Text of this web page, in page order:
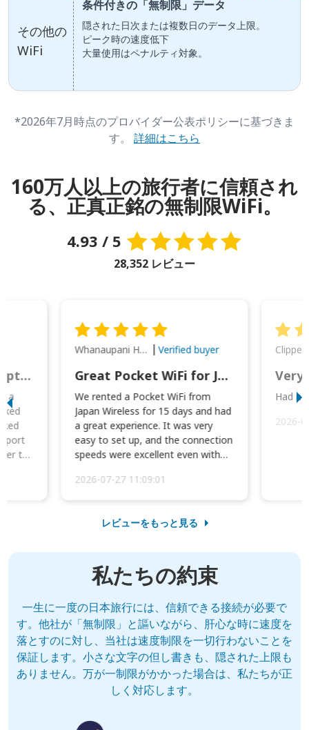
その他の
WiFi
条件付きの「無制限」データ
隠された日次または複数日のデータ上限。
ピーク時の速度低下
大量使用はペナルティ対象。
*2026年7月時点のプロバイダー公表ポリシーに基づきま
す。 詳細はこちら
160万人以上の旅行者に信頼され
る、正真正銘の無制限WiFi。
4.93 / 5
28,352 レビュー
This was wonderful option to a family of four. Everything worked smoothly.
a
to
Whanaupani Henry Joseph Macown Verified buyer
Great Pocket WiFi for Japan Travel
We rented a Pocket WiFi from
Japan Wireless for 15 days and had
a great experience. It was very
easy to set up, and the connection
speeds were excellent even with
2026-07-27 11:09:01
Very
Had
2026-
レビューをもっと見る
私たちの約束
一生に一度の日本旅行には、信頼できる接続が必要で
す。他社が「無制限」と謳いながら、肝心な時に速度を
落とすのに対し、当社は速度制限を一切行わないことを
保証します。小さな文字の但し書きも、隠された上限も
ありません。万が一制限がかかった場合は、私たちが正
しく対応します。